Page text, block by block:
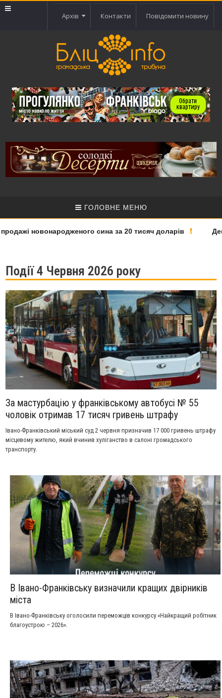
Архів Контакти Повідомити новину
ГОЛОВНЕ МЕНЮ
новонародженого сина за 20 тисяч доларів
Події 4 Червня 2026 року
За мастурбацію у франківському автобусі № 55
чоловік отримав 17 тисяч гривень штрафу
Івано-Франківський міський суд 2 червня призначив 17 000 гривень штрафу
місцевому жителю, який вчинив хуліганство в салоні громадського
транспорту.
В Івано-Франківську визначили кращих двірників
міста
В Івано-Франківську оголосили переможців конкурсу «Найкращий робітник
благоустрою – 2026».